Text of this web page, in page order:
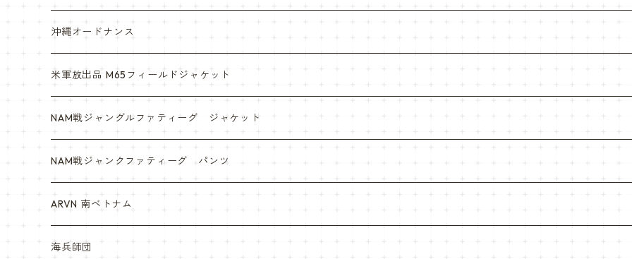
沖縄オードナンス
米軍放出品 M65フィールドジャケット
NAM戦ジャングルファティーグ ジャケット
NAM戦ジャンクファティーグ パンツ
ARVN 南ベトナム
海兵師団